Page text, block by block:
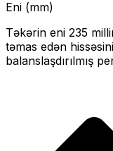
Eni (mm)
Təkərin eni 235
təmas edən
balanslaşdırılmış